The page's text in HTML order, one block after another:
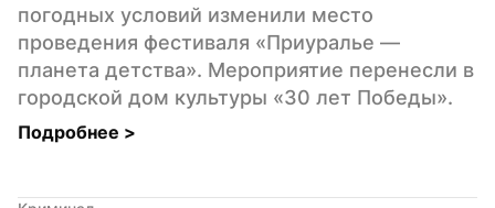
погодных условий изменили место
проведения фестиваля «Приуралье —
планета детства». Мероприятие перенесли в
городской дом культуры «30 лет Победы».
Подробнее >